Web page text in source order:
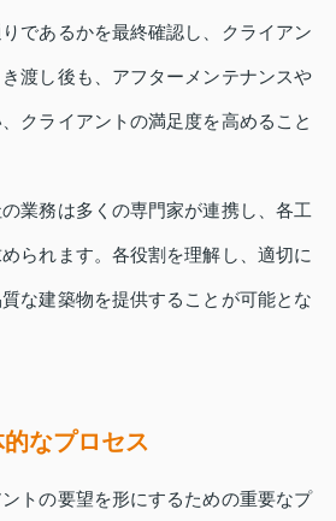
であるかを最終確認し、クライアン
渡し後も、アフターメンテナンスや
クライアントの満足度を高めること
業務は多くの専門家が連携し、各工
られます。各役割を理解し、適切に
な建築物を提供することが可能とな
なプロセス
トの要望を形にするための重要なプ